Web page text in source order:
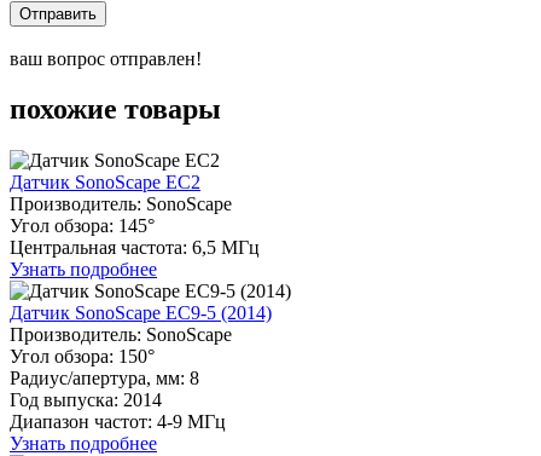
Отправить
ваш вопрос отправлен!
похожие товары
Датчик SonoScape EC2
Производитель: SonoScape
Угол обзора: 145°
Центральная частота: 6,5 МГц
Узнать подробнее
Датчик SonoScape EC9-5 (2014)
Производитель: SonoScape
Угол обзора: 150°
Радиуc/апертура, мм: 8
Год выпуска: 2014
Диапазон частот: 4-9 МГц
Узнать подробнее